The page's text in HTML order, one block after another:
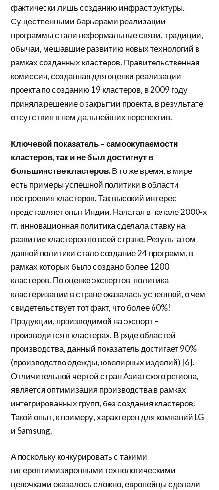
фактически лишь созданию инфраструктуры.
Существенными барьерами реализации
программы стали неформальные связи, традиции,
обычаи, мешавшие развитию новых технологий в
рамках созданных кластеров. Правительственная
комиссия, созданная для оценки реализации
проекта по созданию 19 кластеров, в 2009 году
приняла решение о закрытии проекта, в результате
отсутствия в нем дальнейших перспектив.
Ключевой показатель – самоокупаемости
кластеров, так и не был достигнут в
большинстве кластеров.В то же время, в мире
есть примеры успешной политики в области
построения кластеров. Так высокий интерес
представляет опыт Индии. Начатая в начале 2000-х
гг. инновационная политика сделала ставку на
развитие кластеров по всей стране. Результатом
данной политики стало создание 24 программ, в
рамках которых было создано более 1200
кластеров. По оценке экспертов, политика
кластеризации в стране оказалась успешной, о чем
свидетельствует тот факт, что более 60%!
Продукции, производимой на экспорт –
производится в кластерах. В ряде областей
производства, данный показатель достигает 90%
(производство одежды, ювелирных изделий) [6].
Отличительной чертой стран Азиатского региона,
является оптимизация производства в рамках
интегрированных групп, без создания кластеров.
Такой опыт, к примеру, характерен для компаний LG
и Samsung.
А поскольку конкурировать с такими
гипероптимизиронными технологическими
цепочками оказалось сложно, европейцы сделали